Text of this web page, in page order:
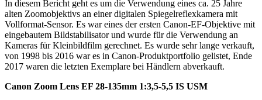
In diesem Bericht geht es um die Verwendung eines ca. 25 Jahre
alten Zoomobjektivs an einer digitalen Spiegelreflexkamera mit
Vollformat-Sensor. Es war eines der ersten Canon-EF-Objektive mit
eingebautem Bildstabilisator und wurde für die Verwendung an
Kameras für Kleinbildfilm gerechnet. Es wurde sehr lange verkauft,
von 1998 bis 2016 war es in Canon-Produktportfolio gelistet, Ende
2017 waren die letzten Exemplare bei Händlern abverkauft.
Canon Zoom Lens EF 28-135mm 1:3,5-5,5 IS USM